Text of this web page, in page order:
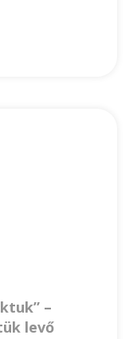
–
levő